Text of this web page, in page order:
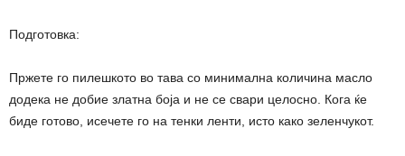
Подготовка:
Пржете го пилешкото во тава со минимална количина масло
додека не добие златна боја и не се свари целосно. Кога ќе
биде готово, исечете го на тенки ленти, исто како зеленчукот.